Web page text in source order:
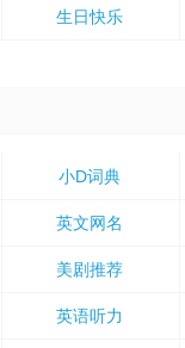
生日快乐
小D词典
英文网名
美剧推荐
英语听力